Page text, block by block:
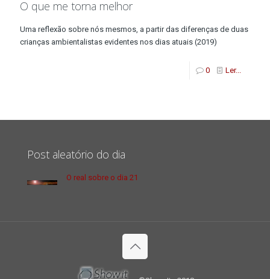
O que me torna melhor
Uma reflexão sobre nós mesmos, a partir das diferenças de duas
crianças ambientalistas evidentes nos dias atuais (2019)
0 Ler...
Post aleatório do dia
O real sobre o dia 21